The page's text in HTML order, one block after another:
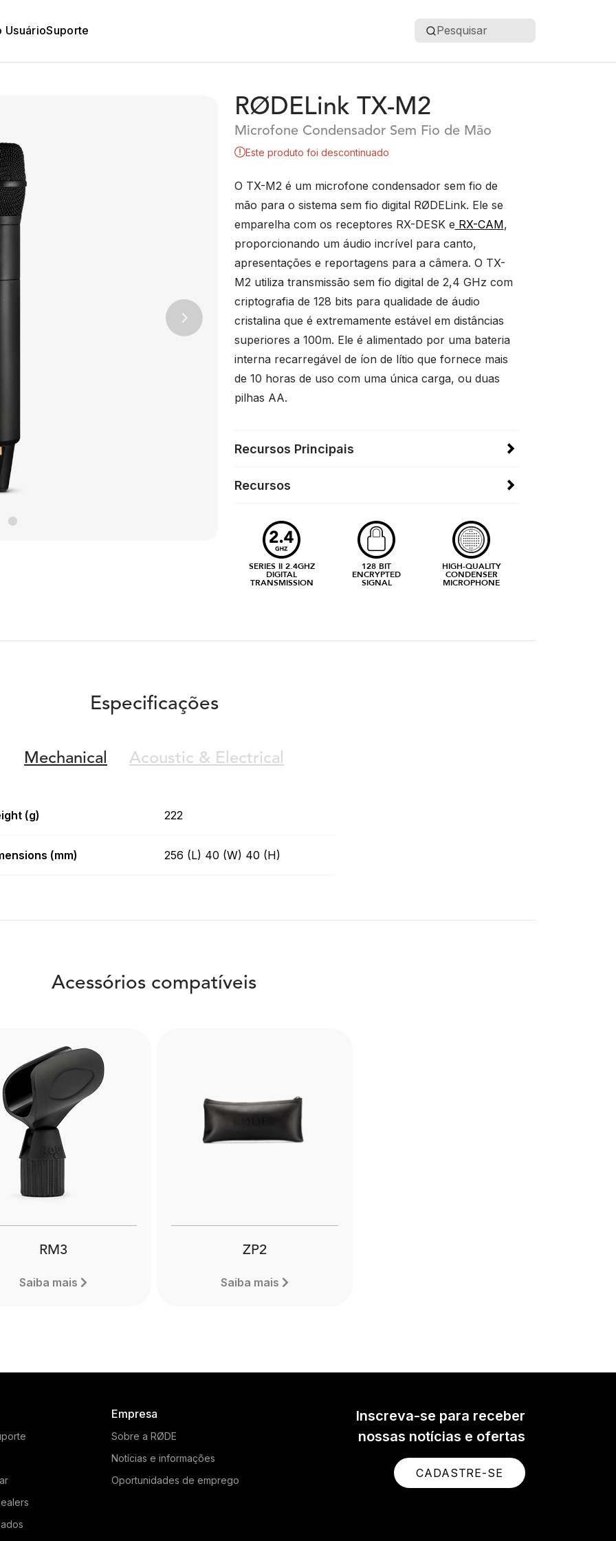
UsuárioSuporte Pesquisar
Next
RØDELink TX-M2
Microfone Condensador Sem Fio de Mão
Este produto foi descontinuado
O TX-M2 é um microfone condensador sem fio de
mão para o sistema sem fio digital RØDELink. Ele se
emparelha com os receptores RX-DESK e RX-CAM,
proporcionando um áudio incrível para canto,
apresentações e reportagens para a câmera. O TX-
M2 utiliza transmissão sem fio digital de 2,4 GHz com
criptografia de 128 bits para qualidade de áudio
cristalina que é extremamente estável em distâncias
superiores a 100m. Ele é alimentado por uma bateria
interna recarregável de íon de lítio que fornece mais
de 10 horas de uso com uma única carga, ou duas
pilhas AA.
Recursos Principais
Recursos
SERIES II 2.4GHZ
DIGITAL
TRANSMISSION
128 BIT
ENCRYPTED
SIGNAL
HIGH-QUALITY
CONDENSER
MICROPHONE
Especificações
Mechanical Acoustic & Electrical
(g) 222
(mm) 256 (L) 40 (W) 40 (H)
Acessórios compatíveis
RM3
Saiba mais
ZP2
Saiba mais
Inscreva-se para receber
nossas notícias e ofertas
CADASTRE-SE
Empresa
Sobre a RØDE
Notícias e informações
Oportunidades de emprego